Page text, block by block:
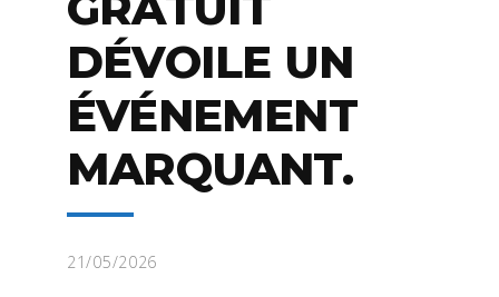
DÉVOILE UN
ÉVÉNEMENT
MARQUANT.
21/05/2026